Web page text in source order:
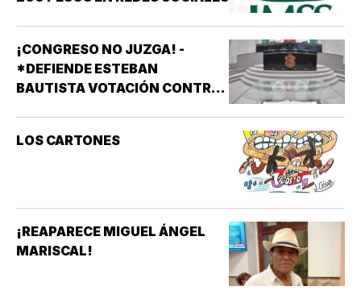
¡CONGRESO NO JUZGA! -
*DEFIENDE ESTEBAN
BAUTISTA VOTACIÓN CONTRA
LOS CARTONES
¡REAPARECE MIGUEL ÁNGEL
MARISCAL!